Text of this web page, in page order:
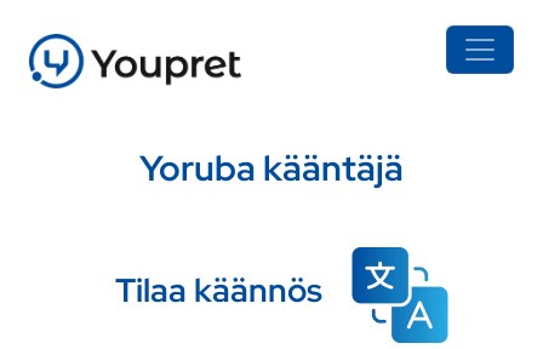
Yoruba kääntäjä
Tilaa käännös